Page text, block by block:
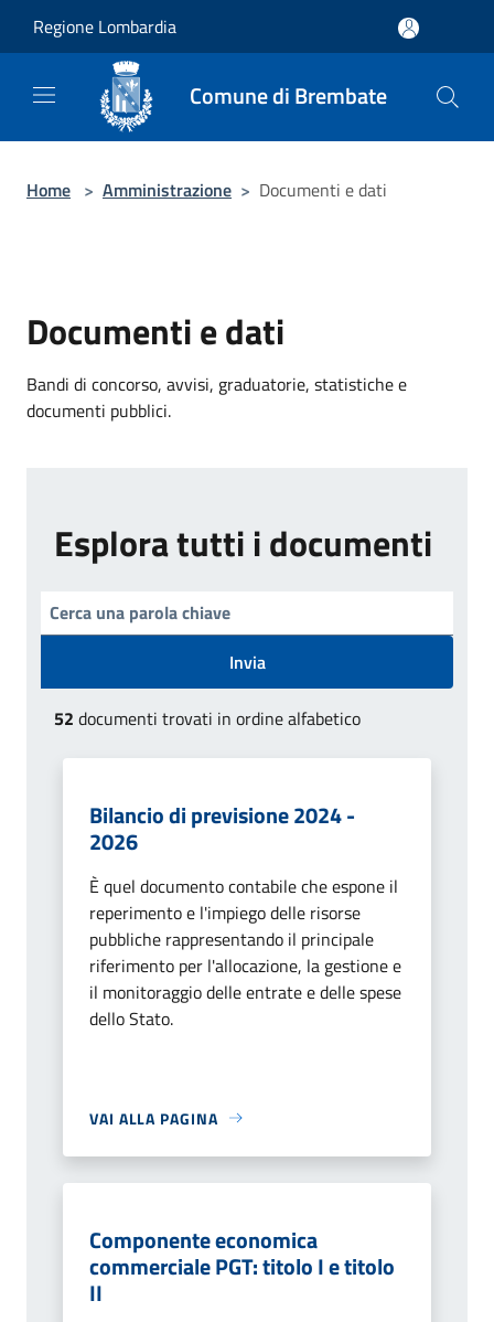
Regione Lombardia
Comune di Brembate
Home > Amministrazione > Documenti e dati
Documenti e dati
Bandi di concorso, avvisi, graduatorie, statistiche e
documenti pubblici.
Esplora tutti i documenti
Invia
52 documenti trovati in ordine alfabetico
Bilancio di previsione 2024 -
2026
È quel documento contabile che espone il
reperimento e l'impiego delle risorse
pubbliche rappresentando il principale
riferimento per l'allocazione, la gestione e
il monitoraggio delle entrate e delle spese
dello Stato.
VAI ALLA PAGINA
Componente economica
commerciale PGT: titolo I e titolo
II